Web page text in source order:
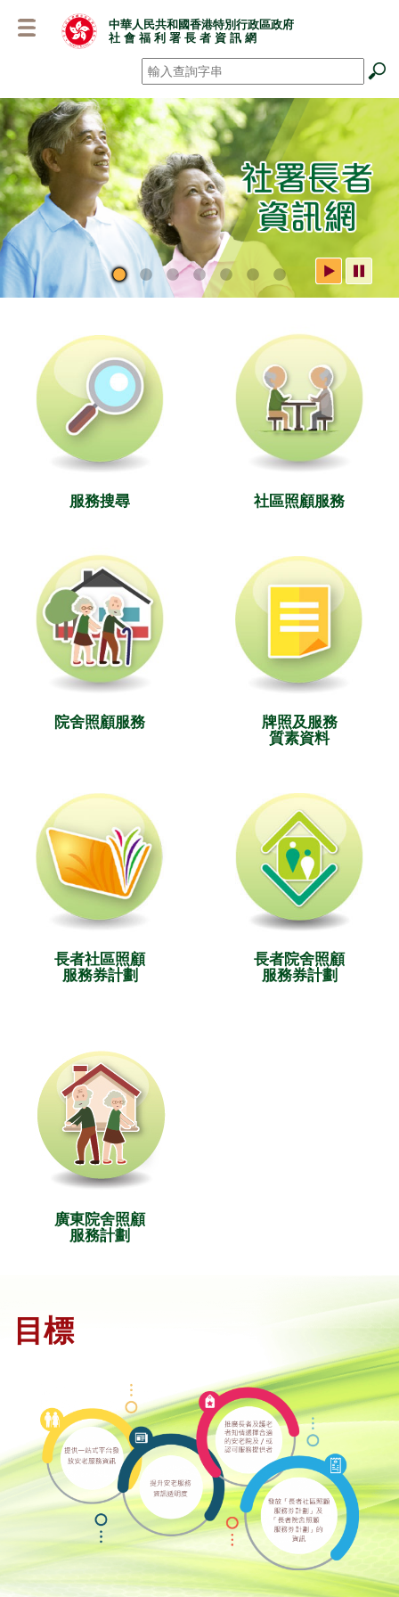
容
中華人民共和國香港特別行政區政府
社 會 福 利 署 長 者 資 訊 網
搜尋 *
社署長者資訊網
服務搜尋 社區照顧服務
院舍照顧服務
牌照及服務
質素資料
長者社區照顧
服務券計劃
長者院舍照顧
服務券計劃
廣東院舍照顧
服務計劃
目標